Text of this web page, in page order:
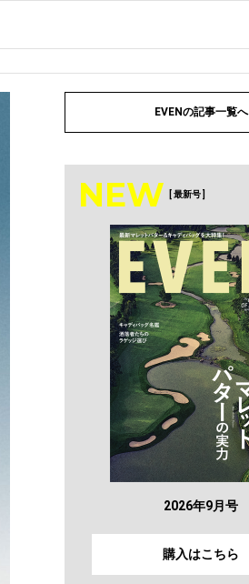
EVENの記事一覧へ
NEW [ 最新号 ]
2026年9月号
購入はこちら